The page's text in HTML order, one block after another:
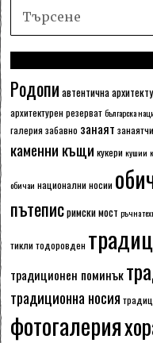
Родопи автентична
архитектурен резерват българска
галерия забавно занаят
каменни къщи кукери кушии
обичаи национални носии
пътеписримски мост ръчна
тикли тодоровден
традиционен поминък
традиционна носия
фотогалерия